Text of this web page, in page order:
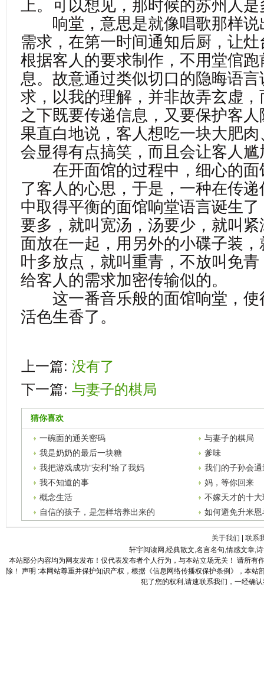
上。可以想见，那时候的苏州人
响堂，意思是就像唱歌那样说
需求，在第一时间通知后厨，让
根据客人的要求制作，不用堂倌
息。故意通过类似切口的隐晦语
求，以我的理解，并非故弄玄虚
之下既要传递信息，又要保护客
果直白地说，客人想吃一块大肥
会显得有点搞笑，而且会让客人尴
在开面馆的过程中，细心的面
了客人的心思，于是，一种在传
中取得平衡的面馆响堂语言诞生
要多，就叫宽汤，汤要少，就叫
面放在一起，用另外的小碟子装
叶多放点，就叫重青，不放叫免
给客人的需求加密传输似的。
这一番音乐般的面馆响堂，使
活色生香了。
上一篇: 没有了
下一篇: 与妻子的棋局
猜你喜欢
一碗面的通关密码
与妻子的棋局
我是奶奶的最后一块糖
爹味
我把游戏成功“安利”给了我妈
我们的子孙会
我不知道的事
妈，等你回来
概念生活
不嫁天才的十大
自信的孩子，是怎样培养出来的
如何避免升米
关于我们
联系
轩宇阅读网,经典散文,名言名句,情感文章,
本站部分内容均为网友发布！仅代表发布者个人行为，与本站立场无关！ 请所
除！ 声明 :本网站尊重并保护知识产权，根据《信息网络传播权保护条例》，本
犯了您的权利,请速联系我们，一经确